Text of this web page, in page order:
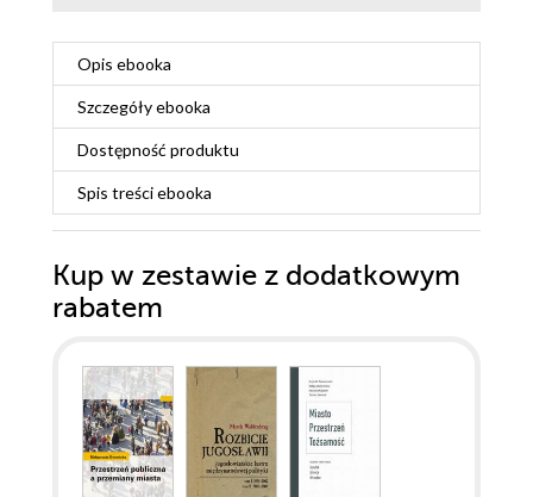
Opis ebooka
Szczegółyebooka
Dostępność produktu
Spis treściebooka
Kup w zestawie z dodatkowym
rabatem